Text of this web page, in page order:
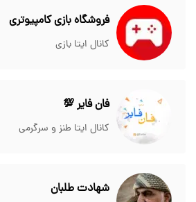
فروشگاه بازی کامپیوتری
کانال ایتا بازی
فان فایر 💯
کانال ایتا طنز و سرگرمی
شهادت طلبان